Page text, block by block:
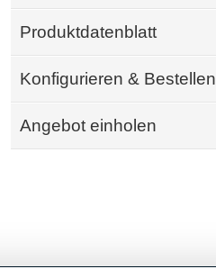
Produktdatenblatt
Konfigurieren & Bestellen
Angebot einholen